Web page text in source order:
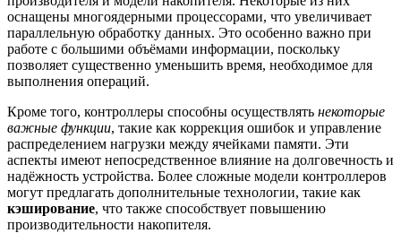
оснащены многоядерными процессорами, что увеличивает
параллельную обработку данных. Это особенно важно при
работе с большими объёмами информации, поскольку
позволяет существенно уменьшить время, необходимое для
выполнения операций.
Кроме того, контроллеры способны осуществлять некоторые
важные функции, такие как коррекция ошибок и управление
распределением нагрузки между ячейками памяти. Эти
аспекты имеют непосредственное влияние на долговечность и
надёжность устройства. Более сложные модели контроллеров
могут предлагать дополнительные технологии, такие как
кэширование, что также способствует повышению
производительности накопителя.